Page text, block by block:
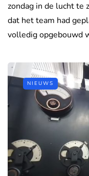
zondag in de lucht te
dat het team had
volledig opgebouwd
NIEUWS